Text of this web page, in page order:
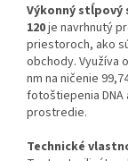
Výkonný stĺpový
120je navrhnutý
priestoroch, ako
obchody. Využíva
nm na ničenie
fotoštiepenia DNA
prostredie.
Technické